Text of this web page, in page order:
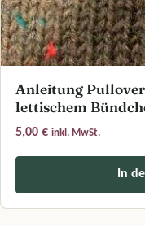
Anleitung
lettischem
5,00 € inkl. MwSt.
In